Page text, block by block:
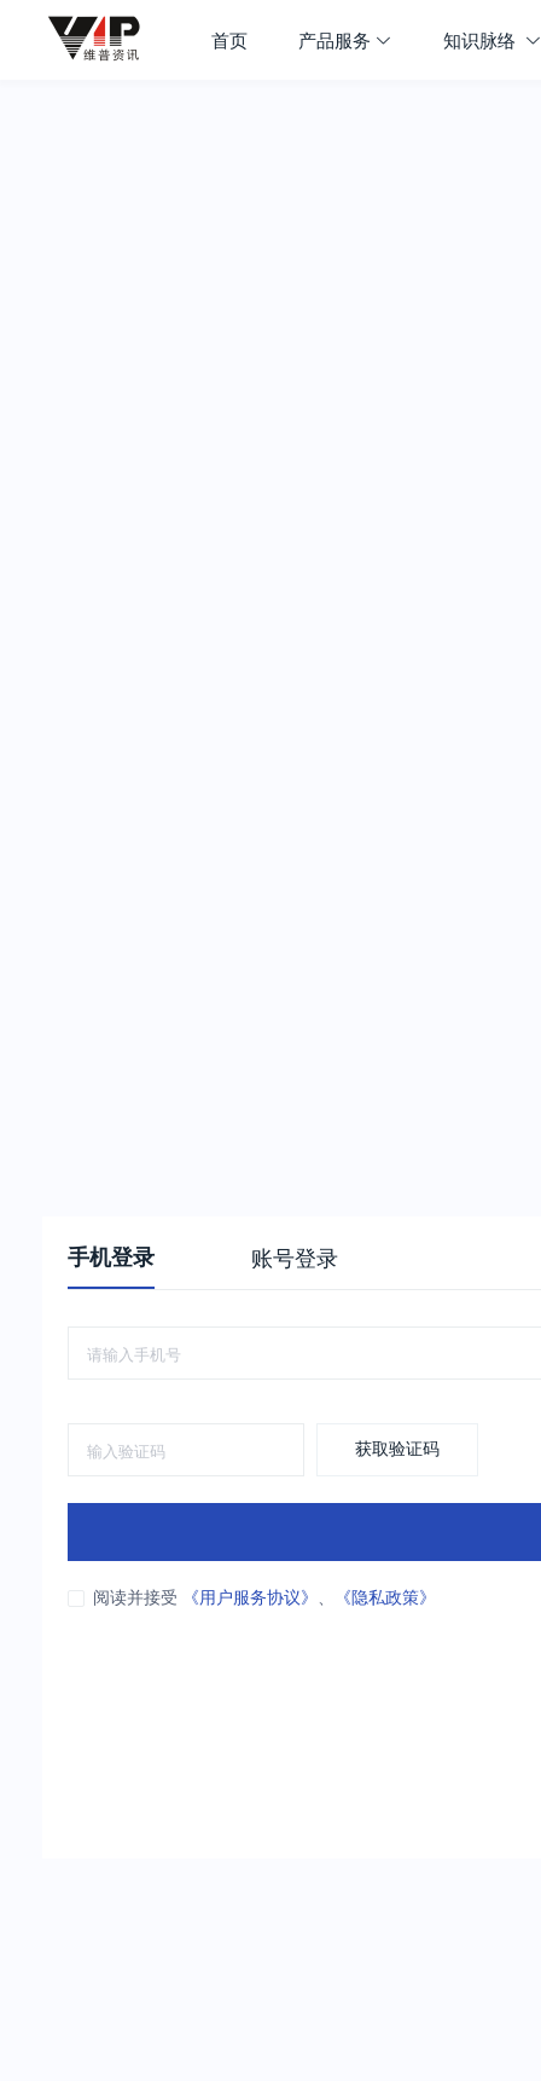
首页 产品服务 知识脉络
手机登录 账号登录
获取验证码
阅读并接受 《用户服务协议》 、 《隐私政策》